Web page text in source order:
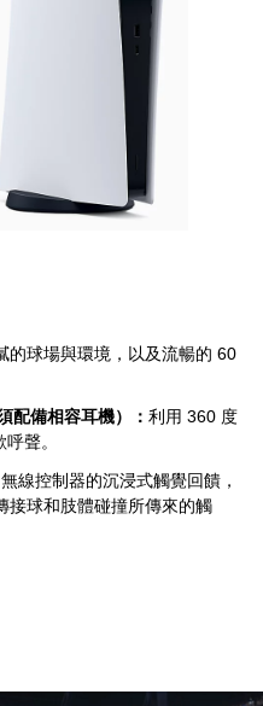
的球場與環境，以及流暢的 60
備相容耳機）： 利用 360 度
聲。
線控制器的沉浸式觸覺回饋，
接球和肢體碰撞所傳來的觸